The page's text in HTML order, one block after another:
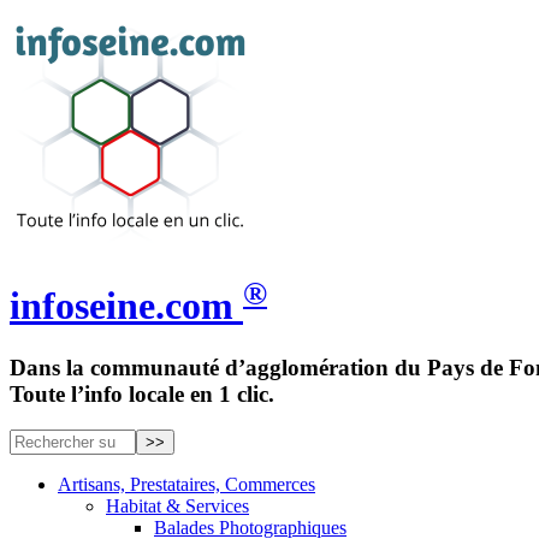
infoseine.com ®
Dans la communauté d’agglomération du Pays de
Toute l’info locale en 1 clic.
Artisans, Prestataires, Commerces
Habitat & Services
Balades Photographiques